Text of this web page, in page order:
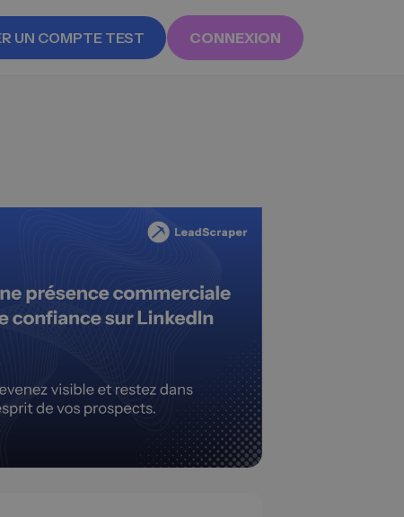
UN COMPTE TEST CONNEXION